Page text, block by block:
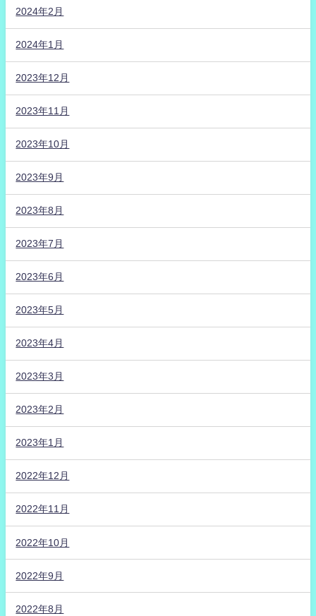
2024年2月
2024年1月
2023年12月
2023年11月
2023年10月
2023年9月
2023年8月
2023年7月
2023年6月
2023年5月
2023年4月
2023年3月
2023年2月
2023年1月
2022年12月
2022年11月
2022年10月
2022年9月
2022年8月